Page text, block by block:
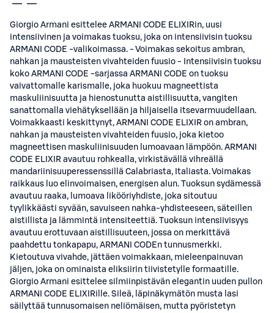
Giorgio Armani esittelee ARMANI CODE ELIXIRin, uusi
intensiivinen ja voimakas tuoksu, joka on intensiivisin tuoksu
ARMANI CODE -valikoimassa. - Voimakas sekoitus ambran,
nahkan ja mausteisten vivahteiden fuusio - Intensiivisin tuoksu
koko ARMANI CODE -sarjassa ARMANI CODE on tuoksu
vaivattomalle karismalle, joka huokuu magneettista
maskuliinisuutta ja hienostunutta aistillisuutta, vangiten
sanattomalla viehätyksellään ja hiljaisella itsevarmuudellaan.
Voimakkaasti keskittynyt, ARMANI CODE ELIXIR on ambran,
nahkan ja mausteisten vivahteiden fuusio, joka kietoo
magneettisen maskuliinisuuden lumoavaan lämpöön. ARMANI
CODE ELIXIR avautuu rohkealla, virkistävällä vihreällä
mandariinisuuperessenssillä Calabriasta, Italiasta. Voimakas
raikkaus luo elinvoimaisen, energisen alun. Tuoksun sydämessä
avautuu raaka, lumoava likööriyhdiste, joka sitoutuu
tyylikkäästi syvään, savuiseen nahka-yhdisteeseen, säteillen
aistillista ja lämmintä intensiteettiä. Tuoksun intensiivisyys
avautuu erottuvaan aistillisuuteen, jossa on merkittävä
paahdettu tonkapapu, ARMANI CODEn tunnusmerkki.
Kietoutuva vivahde, jättäen voimakkaan, mieleenpainuvan
jäljen, joka on ominaista eliksiirin tiivistetylle formaatille.
Giorgio Armani esittelee silmiinpistävän elegantin uuden pullon
ARMANI CODE ELIXIRille. Sileä, läpinäkymätön musta lasi
säilyttää tunnusomaisen neliömäisen, mutta pyöristetyn